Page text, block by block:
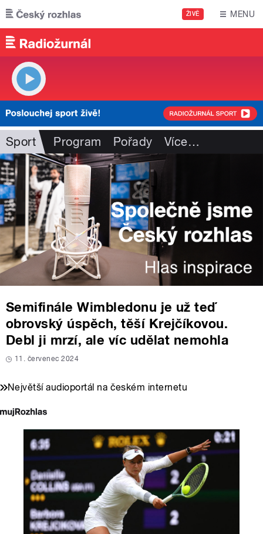
Přejít k hlavnímu obsahu
ŽIVĚ MENU
Sport Program Pořady Více…
Semifinále Wimbledonu je už teď
obrovský úspěch, těší Krejčíkovou.
Debl ji mrzí, ale víc udělat nemohla
11. červenec 2024
Největší audioportál na českém internetu